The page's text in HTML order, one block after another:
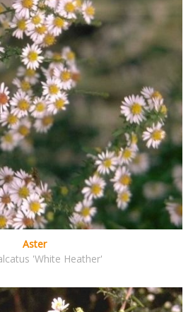
Aster
'White Heather'